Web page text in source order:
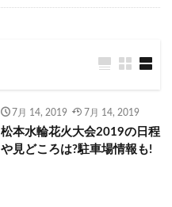
7月 14, 2019 7月 14, 2019
松本水輪花火大会2019の日程
や見どころは?駐車場情報も!